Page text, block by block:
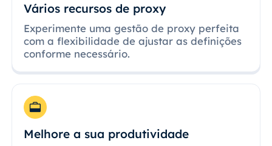
Vários recursos de proxy
Experimente uma gestão de proxy perfeita
com a flexibilidade de ajustar as definições
conforme necessário.
Melhore a sua produtividade